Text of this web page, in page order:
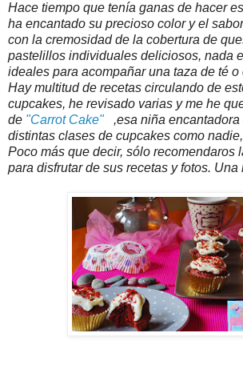
Hace tiempo que tenía ganas de hacer
ha encantado su precioso color y el
con la cremosidad de la cobertura de
pastelillos individuales deliciosos, nada
ideales para acompañar una taza de té o
Hay multitud de recetas circulando de
cupcakes, he revisado varias y me he
de "Carrot Cake"
,esa niña
distintas clases de cupcakes como
Poco más que decir, sólo recomendaros
para disfrutar de sus recetas y fotos. Una